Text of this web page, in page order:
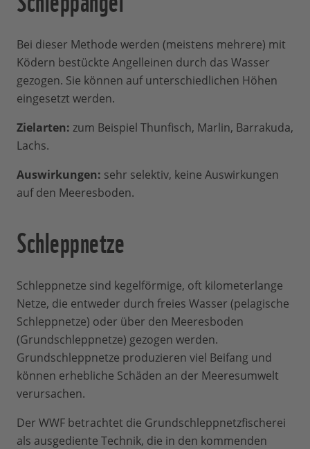
Bei dieser Methode werden (meistens mehrere) mit
Ködern bestückte Angelleinen durch das Wasser
gezogen. Sie können auf unterschiedlichen Höhen
eingesetzt werden.
Zielarten: zum Beispiel Thunfisch, Marlin, Barrakuda,
Lachs.
Auswirkungen: sehr selektiv, keine Auswirkungen
auf den Meeresboden.
Schleppnetze
Schleppnetze sind kegelförmige, oft kilometerlange
Netze, die entweder durch freies Wasser (pelagische
Schleppnetze) oder über den Meeresboden
(Grundschleppnetze) gezogen werden.
Grundschleppnetze produzieren viel Beifang und
können erhebliche Schäden an der Meeresumwelt
verursachen.
Der WWF betrachtet die Grundschleppnetzfischerei
als ausgediente Technik, die in den kommenden